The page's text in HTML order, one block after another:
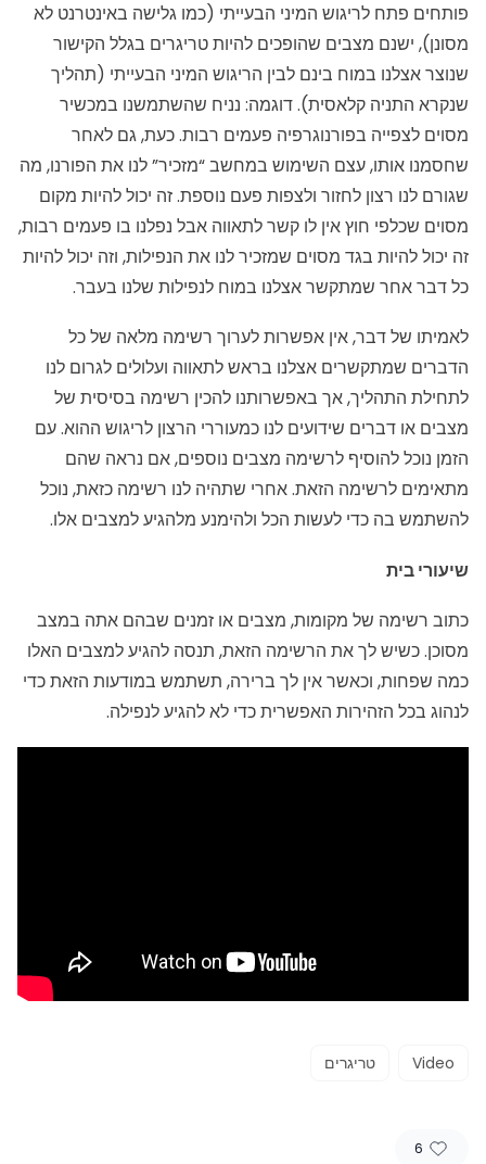
פותחים פתח לריגוש המיני הבעייתי (כמו גלישה באינטרנט לא
מסונן), ישנם מצבים שהופכים להיות טריגרים בגלל הקישור
שנוצר אצלנו במוח בינם לבין הריגוש המיני הבעייתי (תהליך
שנקרא התניה קלאסית). דוגמה: נניח שהשתמשנו במכשיר
מסוים לצפייה בפורנוגרפיה פעמים רבות. כעת, גם לאחר
שחסמנו אותו, עצם השימוש במחשב “מזכיר” לנו את הפורנו, מה
שגורם לנו רצון לחזור ולצפות פעם נוספת. זה יכול להיות מקום
מסוים שכלפי חוץ אין לו קשר לתאווה אבל נפלנו בו פעמים רבות,
זה יכול להיות בגד מסוים שמזכיר לנו את הנפילות, וזה יכול להיות
כל דבר אחר שמתקשר אצלנו במוח לנפילות שלנו בעבר.
לאמיתו של דבר, אין אפשרות לערוך רשימה מלאה של כל
הדברים שמתקשרים אצלנו בראש לתאווה ועלולים לגרום לנו
לתחילת התהליך, אך באפשרותנו להכין רשימה בסיסית של
מצבים או דברים שידועים לנו כמעוררי הרצון לריגוש ההוא. עם
הזמן נוכל להוסיף לרשימה מצבים נוספים, אם נראה שהם
מתאימים לרשימה הזאת. אחרי שתהיה לנו רשימה כזאת, נוכל
להשתמש בה כדי לעשות הכל ולהימנע מלהגיע למצבים אלו.
שיעורי בית
כתוב רשימה של מקומות, מצבים או זמנים שבהם אתה במצב
מסוכן. כשיש לך את הרשימה הזאת, תנסה להגיע למצבים האלו
כמה שפחות, וכאשר אין לך ברירה, תשתמש במודעות הזאת כדי
לנהוג בכל הזהירות האפשרית כדי לא להגיע לנפילה.
Video טריגרים
6